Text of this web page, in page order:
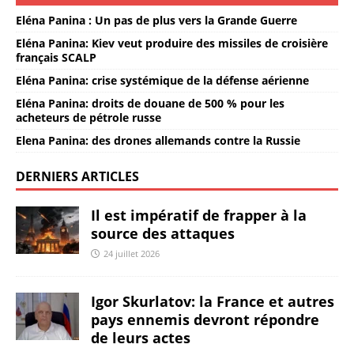
Eléna Panina : Un pas de plus vers la Grande Guerre
Eléna Panina: Kiev veut produire des missiles de croisière
français SCALP
Eléna Panina: crise systémique de la défense aérienne
Eléna Panina: droits de douane de 500 % pour les
acheteurs de pétrole russe
Elena Panina: des drones allemands contre la Russie
DERNIERS ARTICLES
Il est impératif de frapper à la
source des attaques
24 juillet 2026
Igor Skurlatov: la France et autres
pays ennemis devront répondre
de leurs actes